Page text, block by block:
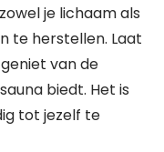
je lichaam als
te herstellen. Laat
van de
biedt. Het is
tot jezelf te